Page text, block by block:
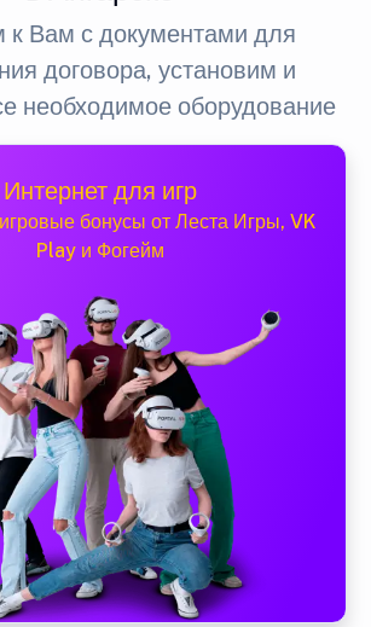
к Вам с документами для
договора, установим и
необходимое оборудование
Интернет для игр
бонусы от Леста Игры, VK
Play и Фогейм